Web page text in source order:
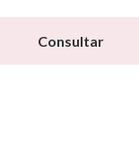
Consultar